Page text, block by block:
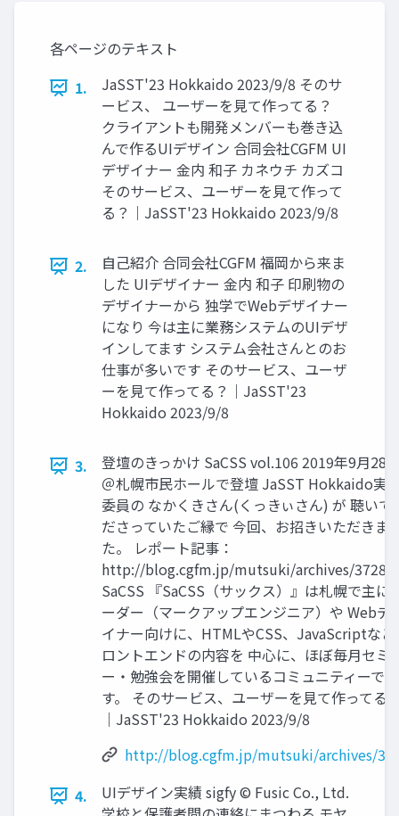
各ページのテキスト
1.
JaSST'23 Hokkaido 2023/9/8 そのサ
ービス、 ユーザーを見て作ってる？
クライアントも開発メンバーも巻き込
んで作るUIデザイン 合同会社CGFM UI
デザイナー 金内 和子 カネウチ カズコ
そのサービス、ユーザーを見て作って
る？｜JaSST'23 Hokkaido 2023/9/8
2.
自己紹介 合同会社CGFM 福岡から来ま
した UIデザイナー 金内 和子 印刷物の
デザイナーから 独学でWebデザイナー
になり 今は主に業務システムのUIデザ
インしてます システム会社さんとのお
仕事が多いです そのサービス、ユーザ
ーを見て作ってる？｜JaSST'23
Hokkaido 2023/9/8
3.
登壇のきっかけ SaCSS vol.106 2019年9月28
＠札幌市民ホールで登壇 JaSST Hokkaido実
委員の なかくきさん(くっきぃさん) が 聴いて
ださっていたご縁で 今回、お招きいただきま
た。 レポート記事：
http://blog.cgfm.jp/mutsuki/archives/3728
SaCSS 『SaCSS（サックス）』は札幌で主に
ーダー（マークアップエンジニア）や Webデ
イナー向けに、HTMLやCSS、JavaScriptな
ロントエンドの内容を 中心に、ほぼ毎月セミ
ー・勉強会を開催しているコミュニティーで
す。 そのサービス、ユーザーを見て作ってる
｜JaSST'23 Hokkaido 2023/9/8
http://blog.cgfm.jp/mutsuki/archives/
4.
UIデザイン実績 sigfy © Fusic Co., Ltd.